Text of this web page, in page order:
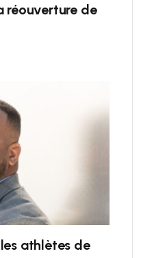
réouverture de
athlètes de